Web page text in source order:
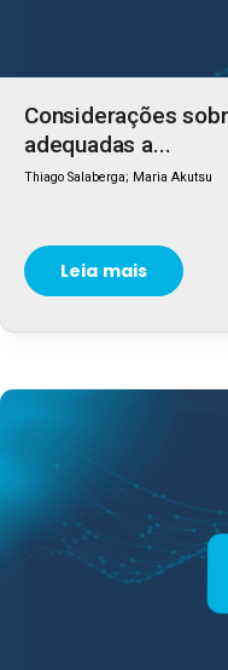
Considerações
adequadas a...
Thiago Salaberga; Maria Akutsu
Leia mais